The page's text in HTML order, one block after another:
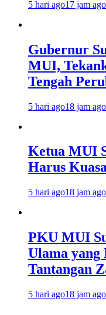
5 hari ago17 jam ago
Gubernur
MUI,
Tengah
5 hari ago18 jam ago
Ketua MUI
Harus
5 hari ago18 jam ago
PKU MUI
Ulama
Tantangan
5 hari ago18 jam ago